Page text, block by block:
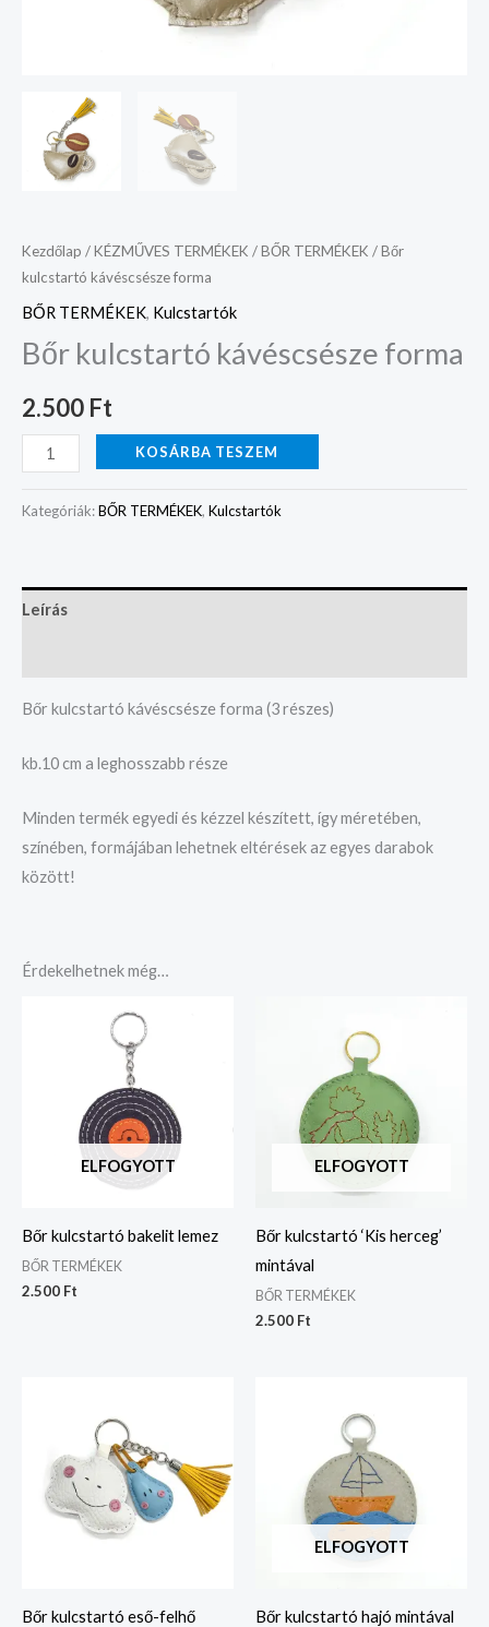
Kezdőlap /KÉZMŰVES TERMÉKEK /BŐR TERMÉKEK / Bőr
kulcstartó kávéscsésze forma
BŐR TERMÉKEK, Kulcstartók
Bőr kulcstartó kávéscsésze forma
2.500 Ft
KOSÁRBA TESZEM
Kategóriák:BŐR TERMÉKEK, Kulcstartók
Leírás
Bőr kulcstartó kávéscsésze forma (3 részes)
kb.10 cm a leghosszabb része
Minden termék egyedi és kézzel készített, így méretében,
színében, formájában lehetnek eltérések az egyes darabok
között!
Érdekelhetnek még…
ELFOGYOTT
Bőr kulcstartó bakelit lemez
BŐR TERMÉKEK
2.500 Ft
ELFOGYOTT
Bőr kulcstartó ‘Kis herceg’
mintával
BŐR TERMÉKEK
2.500 Ft
Bőr kulcstartó eső-felhő
ELFOGYOTT
Bőr kulcstartó hajó mintával